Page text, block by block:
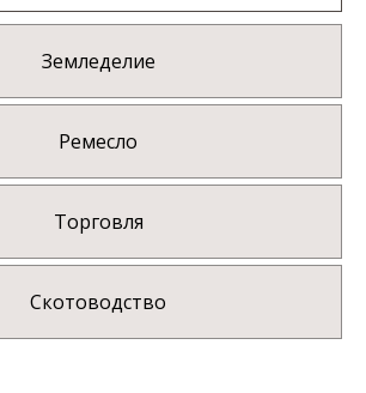
Земледелие
Ремесло
Торговля
Скотоводство